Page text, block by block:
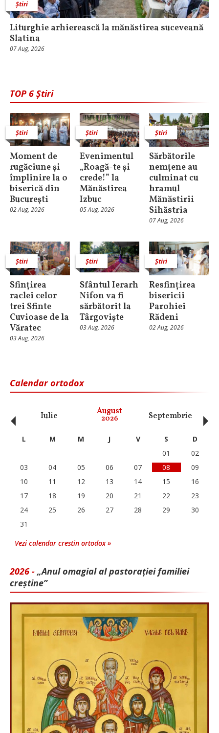
Știri
Liturghie arhierească la mănăstirea suceveană
Slatina
07 Aug, 2026
TOP 6 Știri
Știri
Moment de
rugăciune şi
împlinire la o
biserică din
Bucureşti
02 Aug, 2026
Știri
Evenimentul
„Roagă-te și
crede!” la
Mănăstirea
Izbuc
05 Aug, 2026
Știri
Sărbătorile
nemţene au
culminat cu
hramul
Mănăstirii
Sihăstria
07 Aug, 2026
Știri
Sfințirea
raclei celor
trei Sfinte
Cuvioase de la
Văratec
03 Aug, 2026
Știri
Sfântul Ierarh
Nifon va fi
sărbătorit la
Târgoviște
03 Aug, 2026
Știri
Resfințirea
bisericii
Parohiei
Rădeni
02 Aug, 2026
Calendar ortodox
Iulie August
2026 Septembrie
‹ L M M J V S
D
01
02
03
04 05 06 07 08
09
10
11 12 13 14 15
16
17
18 19 20 21 22
23
24
25 26 27 28 29
30
31
Vezi calendar crestin ortodox »
2026 - „Anul omagial al pastorației familiei
creștine”